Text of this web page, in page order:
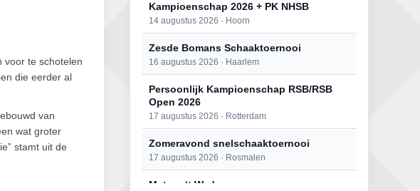
voor te schotelen
die eerder al
van
wat groter
stamt uit de
Kampioenschap 2026 + PK NHSB
14 augustus 2026 · Hoorn
Zesde Bomans Schaaktoernooi
16 augustus 2026 · Haarlem
Persoonlijk Kampioenschap RSB/RSB
Open 2026
17 augustus 2026 · Rotterdam
Zomeravond snelschaaktoernooi
17 augustus 2026 · Rosmalen
Mat op ‘t Wad